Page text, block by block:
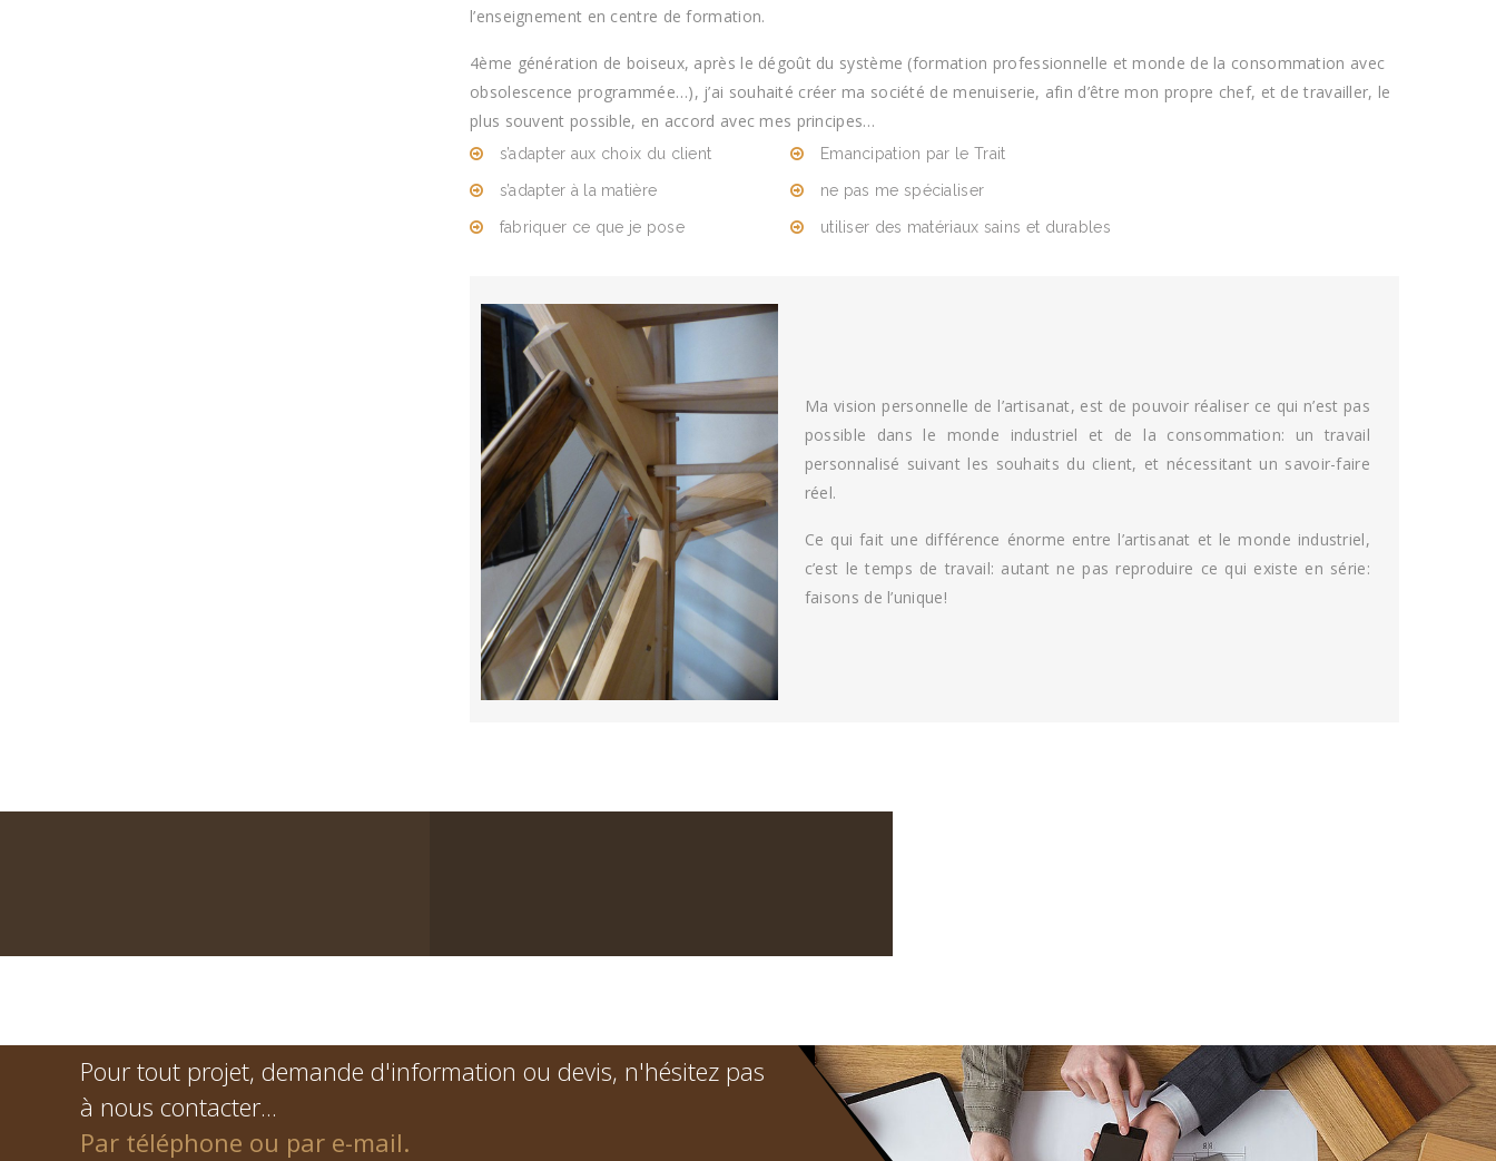
l’enseignement en centre de formation.
4ème génération de boiseux, après le dégoût du système (formation professionnelle et monde de la consommation avec
obsolescence programmée…), j’ai souhaité créer ma société de menuiserie, afin d’être mon propre chef, et de travailler, le
plus souvent possible, en accord avec mes principes…
s’adapter aux choix du client
s’adapter à la matière
fabriquer ce que je pose
Emancipation par le Trait
ne pas me spécialiser
utiliser des matériaux sains et durables
Ma vision personnelle de l’artisanat, est de pouvoir réaliser ce qui n’est pas
possible dans le monde industriel et de la consommation: un travail
personnalisé suivant les souhaits du client, et nécessitant un savoir-faire
réel.
Ce qui fait une différence énorme entre l’artisanat et le monde industriel,
c’est le temps de travail: autant ne pas reproduire ce qui existe en série:
faisons de l’unique!
Pour tout projet, demande d'information ou devis, n'hésitez pas
à nous contacter...
Par téléphone ou par e-mail.